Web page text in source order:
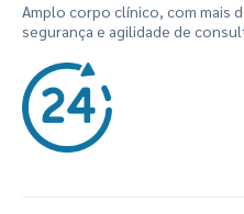
Amplo corpo clínico, com mais
segurança e agilidade de